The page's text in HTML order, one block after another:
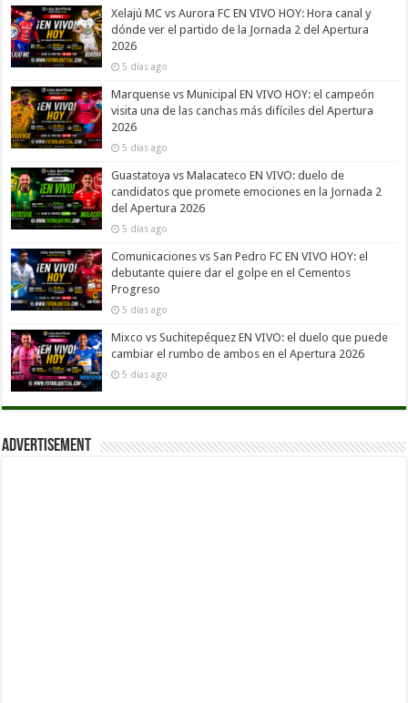
Xelajú MC vs Aurora FC EN VIVO HOY: Hora canal y
dónde ver el partido de la Jornada 2 del Apertura
2026
5 días ago
Marquense vs Municipal EN VIVO HOY: el campeón
visita una de las canchas más difíciles del Apertura
2026
5 días ago
Guastatoya vs Malacateco EN VIVO: duelo de
candidatos que promete emociones en la Jornada 2
del Apertura 2026
5 días ago
Comunicaciones vs San Pedro FC EN VIVO HOY: el
debutante quiere dar el golpe en el Cementos
Progreso
5 días ago
Mixco vs Suchitepéquez EN VIVO: el duelo que puede
cambiar el rumbo de ambos en el Apertura 2026
5 días ago
Advertisement